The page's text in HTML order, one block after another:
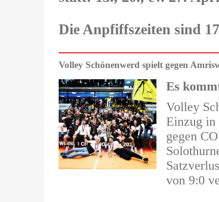
Die Anpfiffszeiten sind
Volley Schönenwerd spielt gegen
Es
Volley
Einzug
gegen
von 9:0